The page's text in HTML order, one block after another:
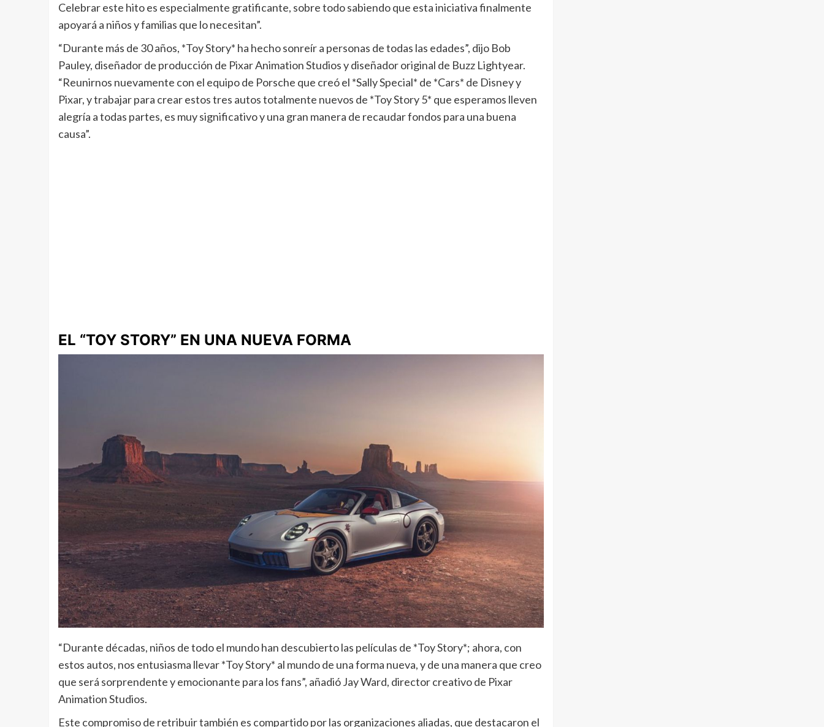
Celebrar este hito es especialmente gratificante, sobre todo sabiendo que esta iniciativa finalmente
apoyará a niños y familias que lo necesitan”.
“Durante más de 30 años, *Toy Story* ha hecho sonreír a personas de todas las edades”, dijo Bob
Pauley, diseñador de producción de Pixar Animation Studios y diseñador original de Buzz Lightyear.
“Reunirnos nuevamente con el equipo de Porsche que creó el *Sally Special* de *Cars* de Disney y
Pixar, y trabajar para crear estos tres autos totalmente nuevos de *Toy Story 5* que esperamos lleven
alegría a todas partes, es muy significativo y una gran manera de recaudar fondos para una buena
causa”.
EL “TOY STORY” EN UNA NUEVA FORMA
“Durante décadas, niños de todo el mundo han descubierto las películas de *Toy Story*; ahora, con
estos autos, nos entusiasma llevar *Toy Story* al mundo de una forma nueva, y de una manera que creo
que será sorprendente y emocionante para los fans”, añadió Jay Ward, director creativo de Pixar
Animation Studios.
Este compromiso de retribuir también es compartido por las organizaciones aliadas, que destacaron el